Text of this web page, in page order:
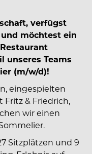
verfügst
möchtest ein
unseres Teams
(m/w/d)!
eingespielten
Fritz & Friedrich,
wir einen
Sitzplätzen und 9